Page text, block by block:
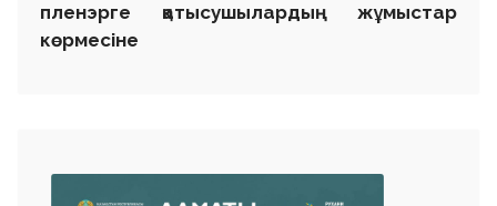
пленэрге қатысушылардың жұмыстар
көрмесіне